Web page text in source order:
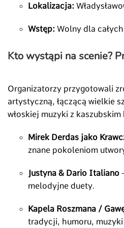
Lokalizacja:
Wstęp: Wolny dla
Kto wystąpi na scenie?
Organizatorzy przygotowali
artystyczną, łączącą wielkie
włoskiej muzyki z kaszubskim
Mirek Derdas jako
znane pokoleniom
Justyna & Dario Italiano
melodyjne duety.
Kapela Roszmana /
tradycji, humoru,